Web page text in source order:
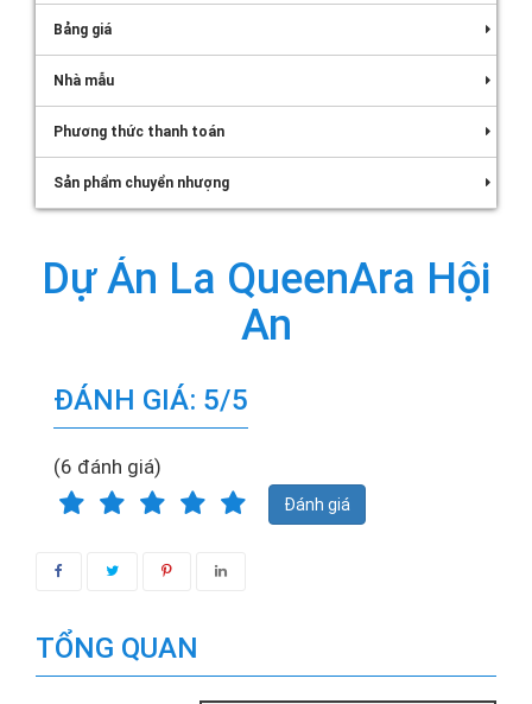
Bảng giá
Nhà mẫu
Phương thức thanh toán
Sản phẩm chuyển nhượng
Dự Án La QueenAra Hội
An
ĐÁNH GIÁ: 5/5
(6 đánh giá)
Đánh giá
TỔNG QUAN